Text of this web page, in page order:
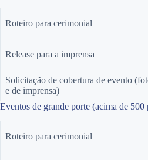
Roteiro para cerimonial
Release para a imprensa
Solicitação de cobertura de evento
e de imprensa)
Eventos de grande porte (acima de 500
Roteiro para cerimonial